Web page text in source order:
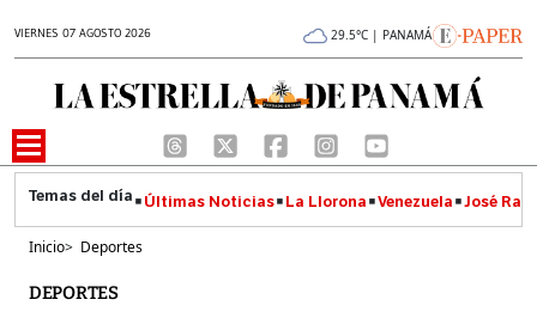
VIERNES 07 AGOSTO 2026 29.5°C | PANAMÁ
Últimas Noticias La Llorona Venezuela José
Inicio> Deportes
DEPORTES